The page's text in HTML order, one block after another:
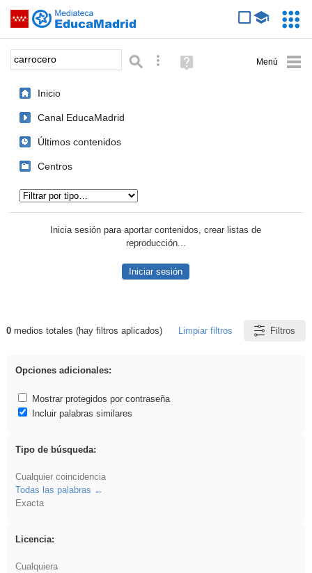
Saltar navegación
Palabra o frase: Búsqueda avanzada
Ayuda
(en
Inicio
Canal EducaMadrid
Últimos contenidos
Centros
Inicia sesión para aportar contenidos, crear listas de
reproducción...
Iniciar sesión
Resultados de: carrocero
0medios totales (hay filtros aplicados) Limpiar filtros Filtros
Opciones adicionales:
Mostrar protegidos por contraseña
Incluir palabras similares
Tipo de búsqueda:
Cualquier coincidencia
Todas las palabras
Exacta
Licencia:
Cualquiera